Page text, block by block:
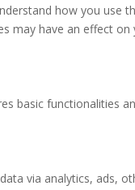
how you use
have an effect on
basic functionalities
via analytics, ads,